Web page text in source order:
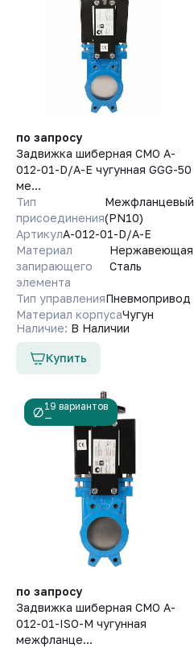
по запросу
Задвижка шиберная СМО A-
012-01-D/A-E чугунная GGG-50
ме...
Тип
присоединения
Межфланцевый
(PN10)
АртикулA-012-01-D/A-E
Материал
запирающего
элемента
Нержавеющая
Сталь
Тип управленияПневмопривод
Материал корпусаЧугун
Наличие: В Наличии
Купить
19 вариантов
—
по запросу
Задвижка шиберная СМО A-
012-01-ISO-М чугунная
межфланце...